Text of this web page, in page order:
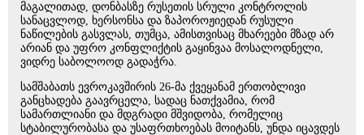
მაგალითად, დონბასზე რუსეთის სრული კონტროლის
სანაცვლოდ, ხერსონსა და ზაპოროჟიედან რუსული
ნაწილების გასვლას, თუმცა, ამისთვისაც მხარეები მზად არ
არიან და უფრო კონფლიქტის გაყინვაა მოსალოდნელი,
ვიდრე საბოლოოდ გადაჭრა.
სამშაბათს ევროკავშირის 26-მა ქვეყანამ ერთობლივი
განცხადება გაავრცელა, სადაც ნათქვამია, რომ
სამართლიანი და მდგრადი მშვიდობა, რომელიც
სტაბილურობასა და უსაფრთხოებას მოიტანს, უნდა იცავდეს